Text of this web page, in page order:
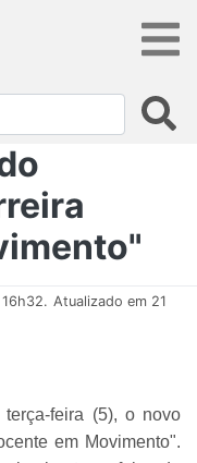
Atualizado em 21
feira (5), o novo
em Movimento".